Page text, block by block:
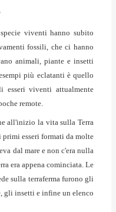
viventi hanno subito
fossili, che ci hanno
animali, piante e insetti
più eclatanti è quello
esseri viventi attualmente
remote.
all'inizio la vita sulla Terra
esseri formati da molte
dal mare e non c'era nulla
era appena cominciata. Le
sulla terraferma furono gli
insetti e infine un elenco